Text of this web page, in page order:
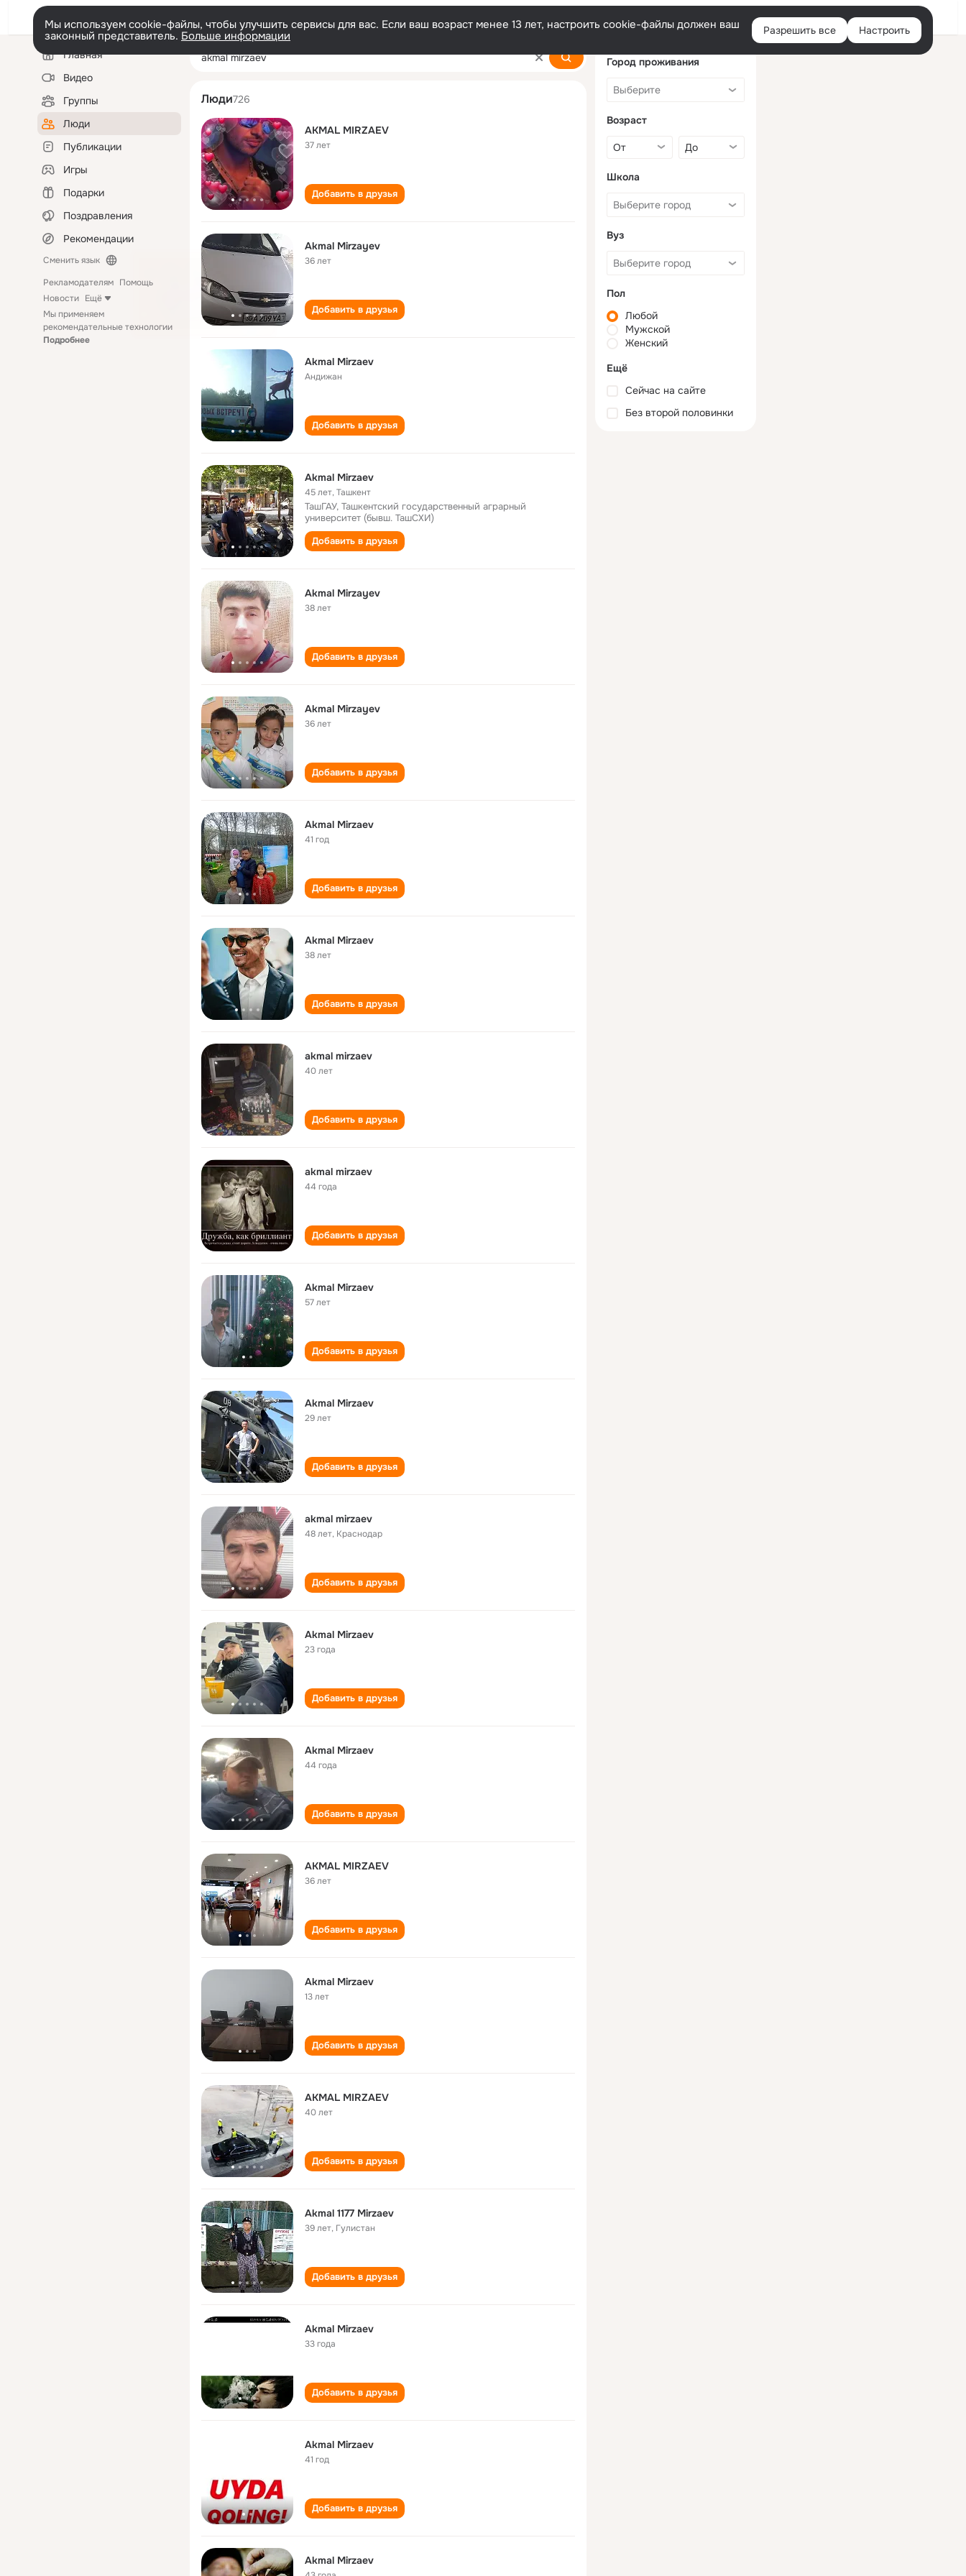
Войти
Мы используем cookie-файлы, чтобы улучшить сервисы для вас. Если ваш возраст менее 13 лет, настроить cookie-файлы должен ваш
законный представитель. Больше информации Разрешить все Настроить
Левая
колонкаГлавная
Видео
Группы
Люди
Публикации
Игры
Подарки
Поздравления
Рекомендации
Сменить язык
Рекламодателям Помощь
Новости Ещё
Мы применяем
рекомендательные технологии
Подробнее
akmal mirzaev
Люди726
AKMAL MIRZAEV
37 лет
Добавить в друзья
Akmal Mirzayev
36 лет
Добавить в друзья
Akmal Mirzaev
Андижан
Добавить в друзья
Akmal Mirzaev
45 лет,Ташкент
ТашГАУ, Ташкентский государственный аграрный
университет (бывш. ТашСХИ)
Добавить в друзья
Akmal Mirzayev
38 лет
Добавить в друзья
Akmal Mirzayev
36 лет
Добавить в друзья
Akmal Mirzaеv
41 год
Добавить в друзья
Akmal Mirzaev
38 лет
Добавить в друзья
akmal mirzaev
40 лет
Добавить в друзья
akmal mirzaev
44 года
Добавить в друзья
Akmal Mirzaev
57 лет
Добавить в друзья
Akmal Mirzaev
29 лет
Добавить в друзья
akmal mirzaev
48 лет, Краснодар
Добавить в друзья
Akmal Mirzaev
23 года
Добавить в друзья
Akmal Mirzaev
44 года
Добавить в друзья
AKMAL MIRZAEV
36 лет
Добавить в друзья
Akmal Mirzaev
13 лет
Добавить в друзья
AKMAL MIRZAEV
40 лет
Добавить в друзья
Akmal 1177 Mirzaev
39 лет, Гулистан
Добавить в друзья
Akmal Mirzaev
33 года
Добавить в друзья
Akmal Mirzaev
41 год
Добавить в друзья
Akmal Mirzaev
Город проживания
Возраст
Школа
Вуз
Пол
Любой
Мужской
Женский
Ещё
Сейчас на сайте
Без второй половинки